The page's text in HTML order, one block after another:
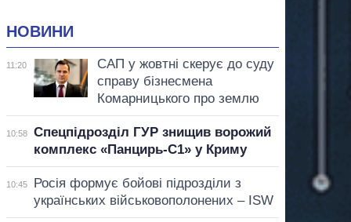
НОВИНИ
11:20
САП у жовтні скерує до суду
справу бізнесмена
Комарницького про землю
10:58
Спецпідрозділ ГУР знищив ворожий
комплекс «Панцирь-С1» у Криму
10:45
Росія формує бойові підрозділи з
українських військовополонених – ISW